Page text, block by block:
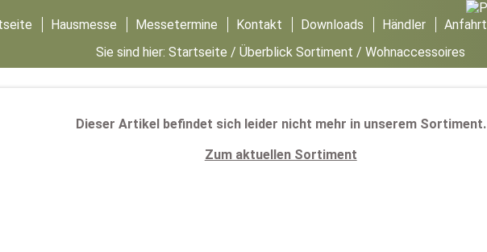
Hausmesse Messetermine Kontakt Downloads Händler Anfahrt
Sie sind hier:Startseite /Überblick Sortiment /Wohnaccessoires
Dieser Artikel befindet sich leider nicht mehr in unserem Sortiment.
Zum aktuellen Sortiment